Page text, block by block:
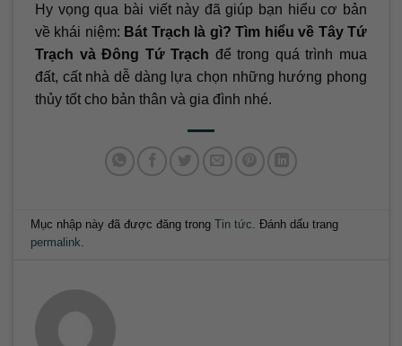
Hy vọng qua bài viết này đã giúp bạn hiểu cơ bản
về khái niệm: Bát Trạch là gì? Tìm hiểu về Tây Tứ
Trạch và Đông Tứ Trạch để trong quá trình mua
đất, cất nhà dễ dàng lựa chọn những hướng phong
thủy tốt cho bản thân và gia đình nhé.
Mục nhập này đã được đăng trongTin tức. Đánh dấu trang
permalink.